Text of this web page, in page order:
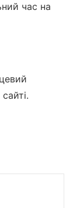
час на